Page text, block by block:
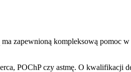
zapewnioną kompleksową pomoc
POChP czy astmę. O kwalifikacji